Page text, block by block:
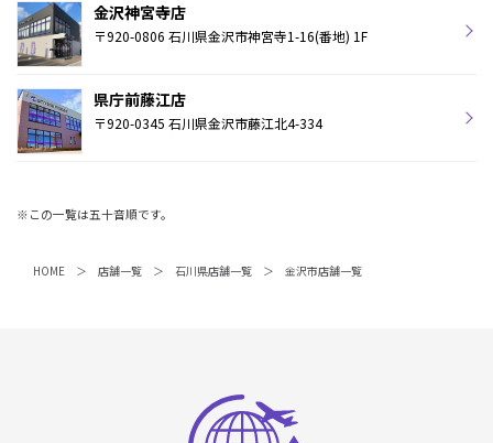
金沢神宮寺店
〒920-0806 石川県金沢市神宮寺1-16(番地) 1F
県庁前藤江店
〒920-0345 石川県金沢市藤江北4-334
※この一覧は五十音順です。
HOME 店舗一覧 石川県店舗一覧 金沢市店舗一覧